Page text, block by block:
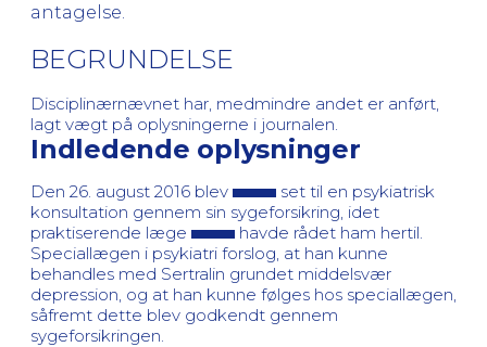
antagelse.
BEGRUNDELSE
Disciplinærnævnet har, medmindre andet er anført,
lagt vægt på oplysningerne i journalen.
Indledende oplysninger
Den 26. august 2016 blev
set til en psykiatrisk
konsultation gennem sin sygeforsikring, idet
praktiserende læge
havde rådet ham hertil.
Speciallægen i psykiatri forslog, at han kunne
behandles med Sertralin grundet middelsvær
depression, og at han kunne følges hos speciallægen,
såfremt dette blev godkendt gennem
sygeforsikringen.